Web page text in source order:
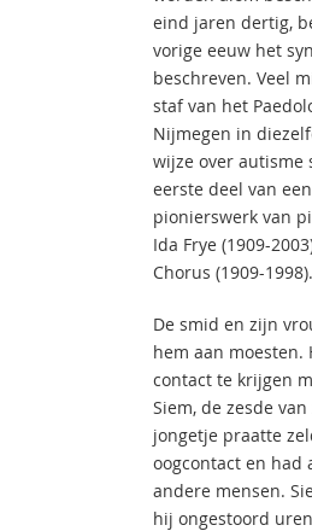
eind jaren dertig,
vorige eeuw het
beschreven. Veel
staf van het
Nijmegen in
wijze over autisme
eerste deel van
pionierswerk van
Ida Frye (1909-
Chorus (1909-1998).
De smid en zijn
hem aan moesten.
contact te krijgen
Siem, de zesde
jongetje praatte
oogcontact en had
andere mensen.
hij ongestoord